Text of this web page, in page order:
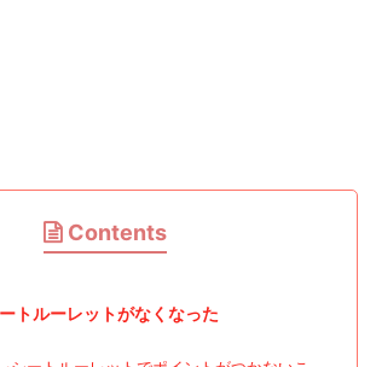
Contents
トルーレットがなくなった